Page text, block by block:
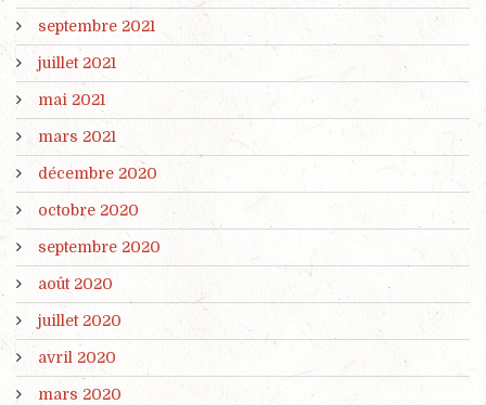
septembre 2021
juillet 2021
mai 2021
mars 2021
décembre 2020
octobre 2020
septembre 2020
août 2020
juillet 2020
avril 2020
mars 2020